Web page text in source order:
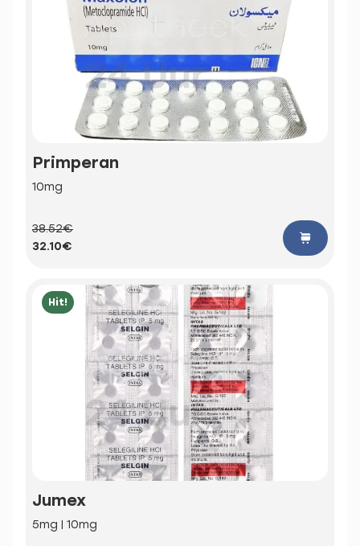
Primperan
10mg
38.52€
32.10€
Hit!
Jumex
5mg | 10mg